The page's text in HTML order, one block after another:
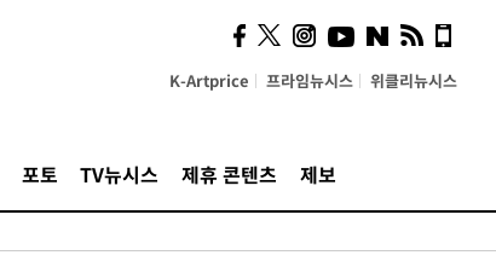
K-Artprice 프라임뉴시스 위클리뉴시스
포토 TV뉴시스 제휴 콘텐츠 제보
의견, 국토부·LH에 충실히
전달할 것"